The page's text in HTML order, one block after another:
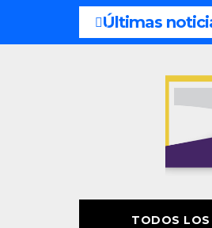
Últimas
8 y 9 de agosto ¿Qué
TODOS